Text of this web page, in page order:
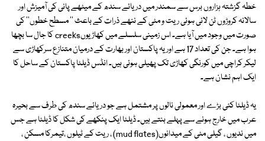
خطہ گزشتہ ہزاروں برس سے سمندر میں دریائے سندھ کے میٹھے پانی کی آمیزش اور
سالانہ کروڑوں ٹن لائی ہوئی ریت و مٹی کے ننھے ذرات کے باعث '' مسطح خطوں'' کی
صورت میں وجود میں آیا ہے۔ اس زمینی سلسلے میں کھاڑیوںcreeks کا جال سا بچھا
ہوا ہے۔ جن کی تعداد 17 ہے اور یہ پاکستان اور بھارت کے درمیان متنازع سرکھاڑی سے
لیکر کراچی میں کورنگی کھاڑی تک پھیلی ہوئی ہیں۔ انڈس ڈیلٹا پاکستان کے ساحل کا
ایک اہم نشان ہے۔
یہ ڈیلٹا کئی بڑے اور معمولی نالوں پر مشتمل ہے جو دریائے سندھ کی طرف سے بحیرہ
عرب میں خارج ہونے سے پہلے بنتے ہیں۔ ڈیلٹا ایک پنکھے کی شکل کا ڈیلٹا ہے جس
میں ندیوں ، گیلی مٹی کے میدانوں(mud flates) ، ریت کے ٹیلوں ،تیمرکا مسکن ،